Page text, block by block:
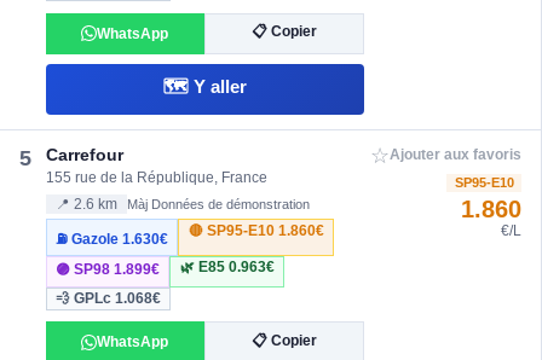
WhatsApp 📋 Copier
🗺️ Y aller
5 Carrefour
155 rue de la République, France
📍 2.6 km Màj Données de démonstration
⛽ Gazole1.630€
🔴 SP95-E10 1.860€
🟣 SP981.899€ 🌿 E85 0.963€
💨 GPLc1.068€
WhatsApp 📋 Copier
☆Ajouter aux favoris
SP95-E10
1.860
€/L